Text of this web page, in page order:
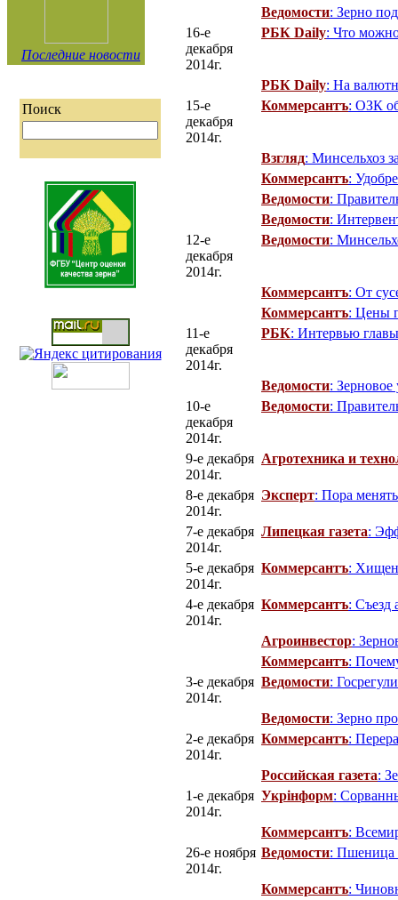
Последние новости
Поиск
Ведомости: Зерно
16-е
декабря
2014г.
РБК Daily: Что
РБК Daily: На
15-е
декабря
2014г.
Коммерсантъ: ОЗК
Взгляд: Минсельхоз
Коммерсантъ:
Ведомости:
Ведомости:
12-е
декабря
2014г.
Ведомости:
Коммерсантъ: От
Коммерсантъ: Цены
11-е
декабря
2014г.
РБК: Интервью
Ведомости: Зерновое
10-е
декабря
2014г.
Ведомости:
9-е декабря
2014г.
Агротехника и
8-е декабря
2014г.
Эксперт: Пора
7-е декабря
2014г.
Липецкая газета:
5-е декабря
2014г.
Коммерсантъ:
4-е декабря
2014г.
Коммерсантъ: Съезд
Агроинвестор:
Коммерсантъ:
3-е декабря
2014г.
Ведомости:
Ведомости: Зерно
2-е декабря
2014г.
Коммерсантъ:
Российская газета:
1-е декабря
2014г.
Укрінформ:
Коммерсантъ:
26-е ноября
2014г.
Ведомости: Пшеница
Коммерсантъ: